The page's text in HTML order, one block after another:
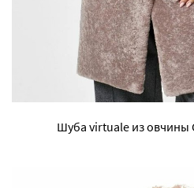
Шуба virtuale из овчины